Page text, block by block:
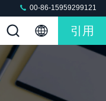
00-86-15959299121
引用